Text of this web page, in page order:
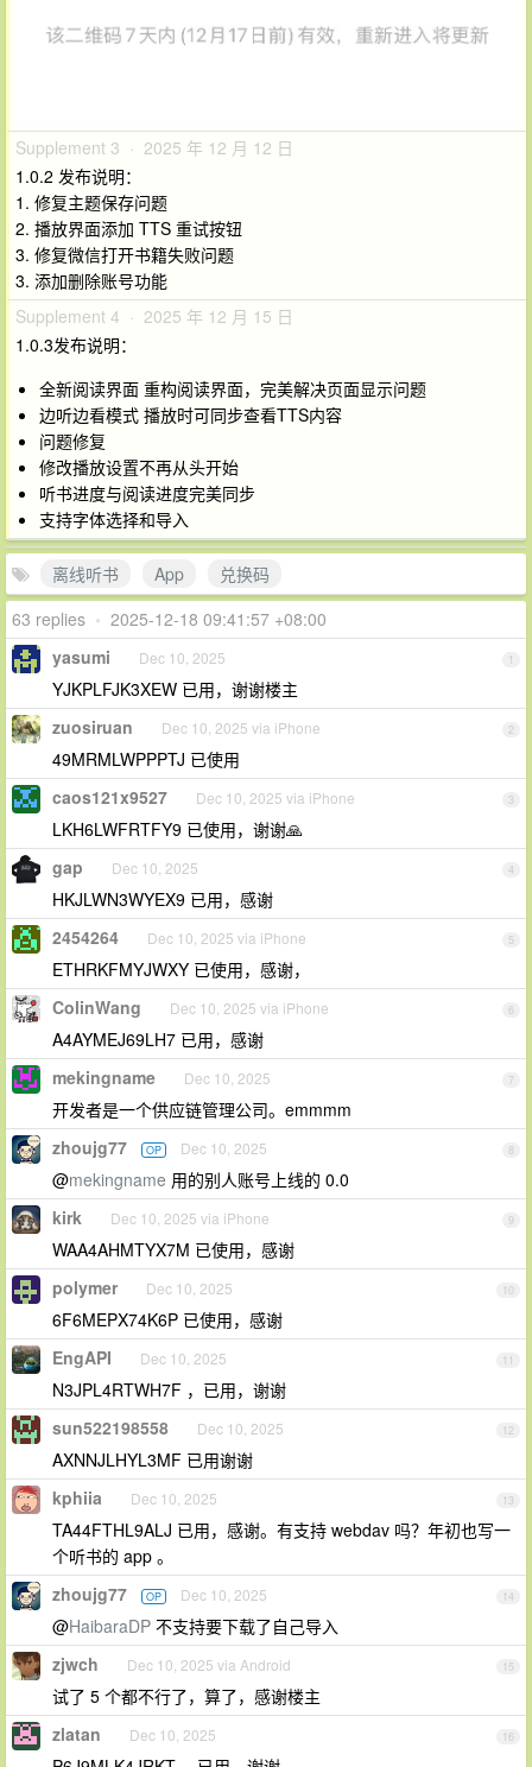
Supplement 3 · 2025 年 12 月 12 日
1.0.2 发布说明：
1. 修复主题保存问题
2. 播放界面添加 TTS 重试按钮
3. 修复微信打开书籍失败问题
3. 添加删除账号功能
Supplement 4 · 2025 年 12 月 15 日
1.0.3发布说明：
全新阅读界面 重构阅读界面，完美解决页面显示问题
边听边看模式 播放时可同步查看TTS内容
问题修复
修改播放设置不再从头开始
听书进度与阅读进度完美同步
支持字体选择和导入
离线听书 App
兑换码
63 replies • 2025-12-18 09:41:57 +08:00
1
yasumi Dec 10, 2025
YJKPLFJK3XEW 已用，谢谢楼主
2
zuosiruan Dec 10, 2025 via iPhone
49MRMLWPPPTJ 已使用
3
caos121x9527 Dec 10, 2025 via iPhone
LKH6LWFRTFY9 已使用，谢谢🙏
4
gap Dec 10, 2025
HKJLWN3WYEX9 已用，感谢
5
2454264 Dec 10, 2025 via iPhone
ETHRKFMYJWXY 已使用，感谢，
6
ColinWang Dec 10, 2025 via iPhone
A4AYMEJ69LH7 已用，感谢
7
mekingname Dec 10, 2025
开发者是一个供应链管理公司。emmmm
8
zhoujg77 OP Dec 10, 2025
@mekingname 用的别人账号上线的 0.0
9
kirk Dec 10, 2025 via iPhone
WAA4AHMTYX7M 已使用，感谢
10
polymer Dec 10, 2025
6F6MEPX74K6P 已使用，感谢
11
EngAPI Dec 10, 2025
N3JPL4RTWH7F ，已用，谢谢
12
sun522198558 Dec 10, 2025
AXNNJLHYL3MF 已用谢谢
13
kphiia Dec 10, 2025
TA44FTHL9ALJ 已用，感谢。有支持 webdav 吗？年初也写一
个听书的 app 。
14
zhoujg77 OP Dec 10, 2025
@HaibaraDP 不支持要下载了自己导入
15
zjwch Dec 10, 2025 via Android
试了 5 个都不行了，算了，感谢楼主
16
zlatan Dec 10, 2025